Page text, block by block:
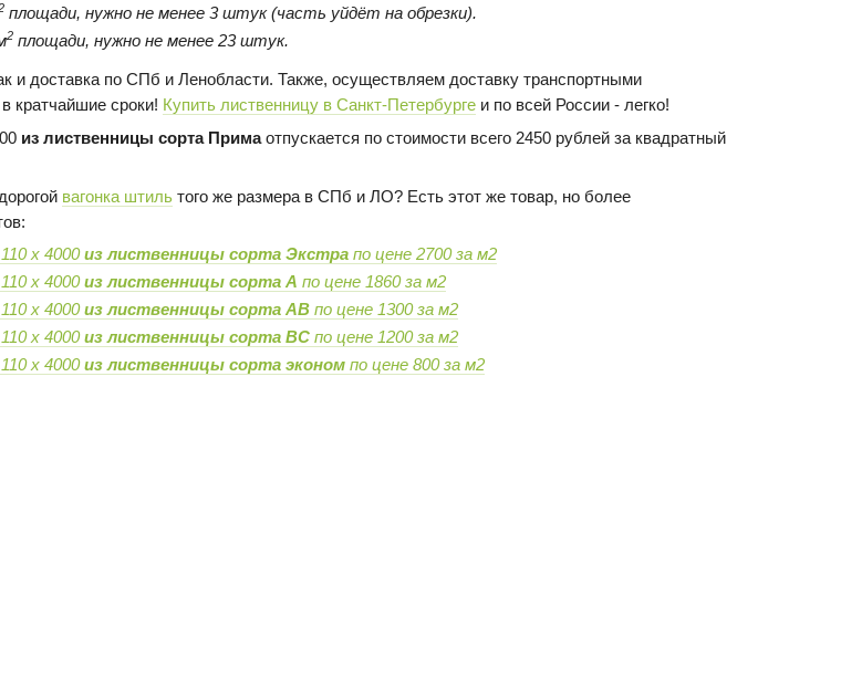
площади, нужно не менее 3 штук (часть уйдёт на обрезки).
2 площади, нужно не менее 23 штук.
и доставка по СПб и Ленобласти. Также, осуществляем доставку транспортными
кратчайшие сроки! Купить лиственницу в Санкт-Петербургеи по всей России - легко!
из лиственницы сорта Примаотпускается по стоимости всего 2450 рублей за квадратный
вагонка штильтого же размера в СПб и ЛО? Есть этот же товар, но более
х 4000из лиственницы сорта Экстра по цене 2700 за м2
х 4000из лиственницы сорта Апо цене 1860 за м2
х 4000из лиственницы сорта AB по цене 1300 за м2
х 4000из лиственницы сорта BC по цене 1200 за м2
х 4000из лиственницы сорта экономпо цене 800 за м2